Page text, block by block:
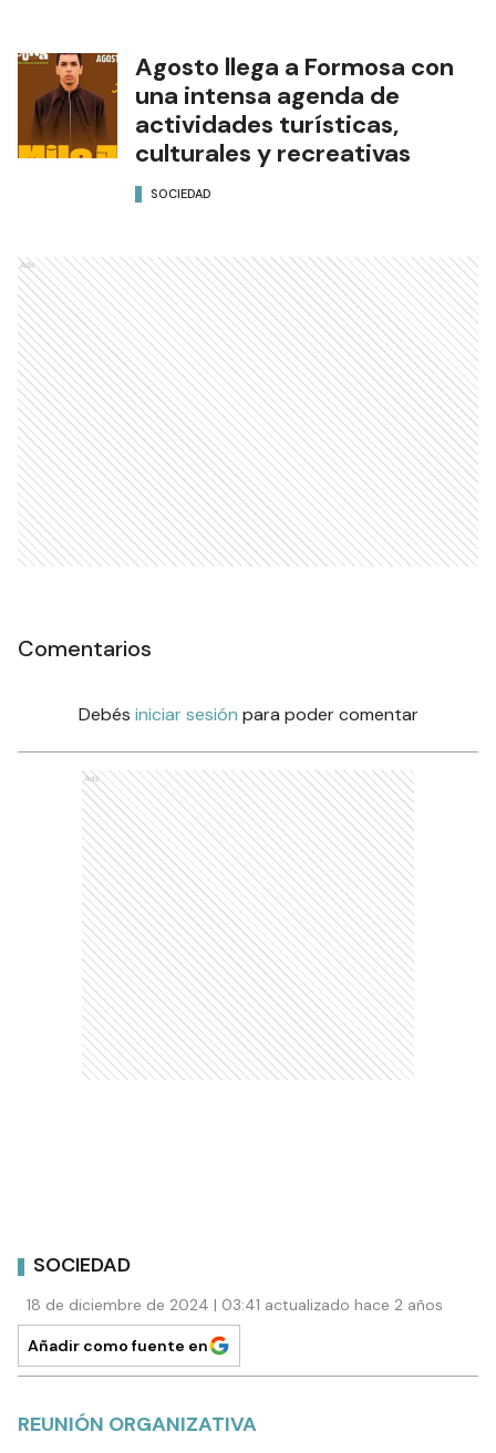
Agosto llega a Formosa con
una intensa agenda de
actividades turísticas,
culturales y recreativas
SOCIEDAD
Ads
Comentarios
Debés iniciar sesión para poder comentar
Ads
SOCIEDAD
18 de diciembre de 2024 | 03:41 actualizado hace 2 años
Añadir como fuente en
REUNIÓN ORGANIZATIVA